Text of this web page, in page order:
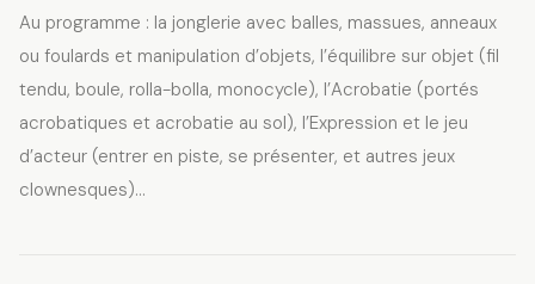
Au programme : la jonglerie avec balles, massues, anneaux
ou foulards et manipulation d’objets, l’équilibre sur objet (fil
tendu, boule, rolla-bolla, monocycle), l’Acrobatie (portés
acrobatiques et acrobatie au sol), l’Expression et le jeu
d’acteur (entrer en piste, se présenter, et autres jeux
clownesques)…